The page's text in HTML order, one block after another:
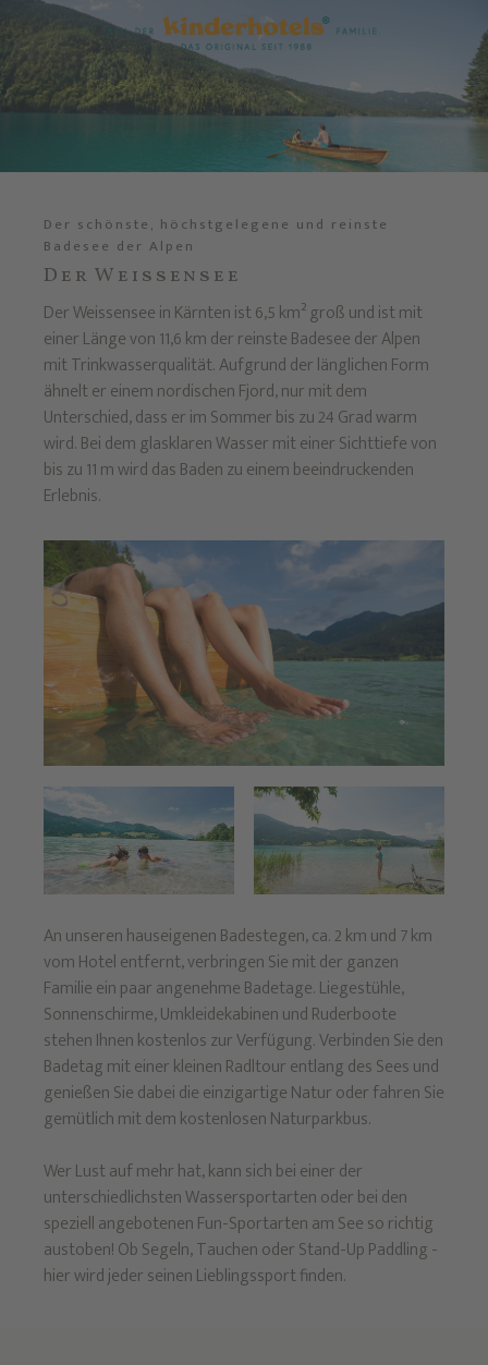
Der schönste, höchstgelegene und reinste
Badesee der Alpen
Der Weissensee
Der Weissensee in Kärnten ist 6,5 km² groß und ist mit
einer Länge von 11,6 km der reinste Badesee der Alpen
mit Trinkwasserqualität. Aufgrund der länglichen Form
ähnelt er einem nordischen Fjord, nur mit dem
Unterschied, dass er im Sommer bis zu 24 Grad warm
wird. Bei dem glasklaren Wasser mit einer Sichttiefe von
bis zu 11 m wird das Baden zu einem beeindruckenden
Erlebnis.
An unseren hauseigenen Badestegen, ca. 2 km und 7 km
vom Hotel entfernt, verbringen Sie mit der ganzen
Familie ein paar angenehme Badetage. Liegestühle,
Sonnenschirme, Umkleidekabinen und Ruderboote
stehen Ihnen kostenlos zur Verfügung. Verbinden Sie den
Badetag mit einer kleinen Radltour entlang des Sees und
genießen Sie dabei die einzigartige Natur oder fahren Sie
gemütlich mit dem kostenlosen Naturparkbus.
Wer Lust auf mehr hat, kann sich bei einer der
unterschiedlichsten Wassersportarten oder bei den
speziell angebotenen Fun-Sportarten am See so richtig
austoben! Ob Segeln, Tauchen oder Stand-Up Paddling -
hier wird jeder seinen Lieblingssport finden.